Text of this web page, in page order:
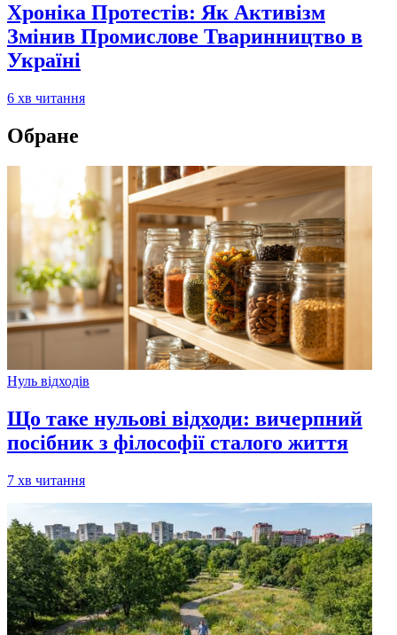
Хроніка Протестів: Як Активізм
Змінив Промислове Тваринництво в
Україні
6 хв читання
Обране
Нуль відходів
Що таке нульові відходи: вичерпний
посібник з філософії сталого життя
7 хв читання